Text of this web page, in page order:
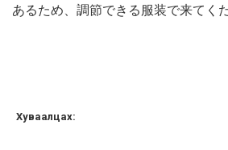
あるため、調節できる服装で来てく
Хуваалцах: